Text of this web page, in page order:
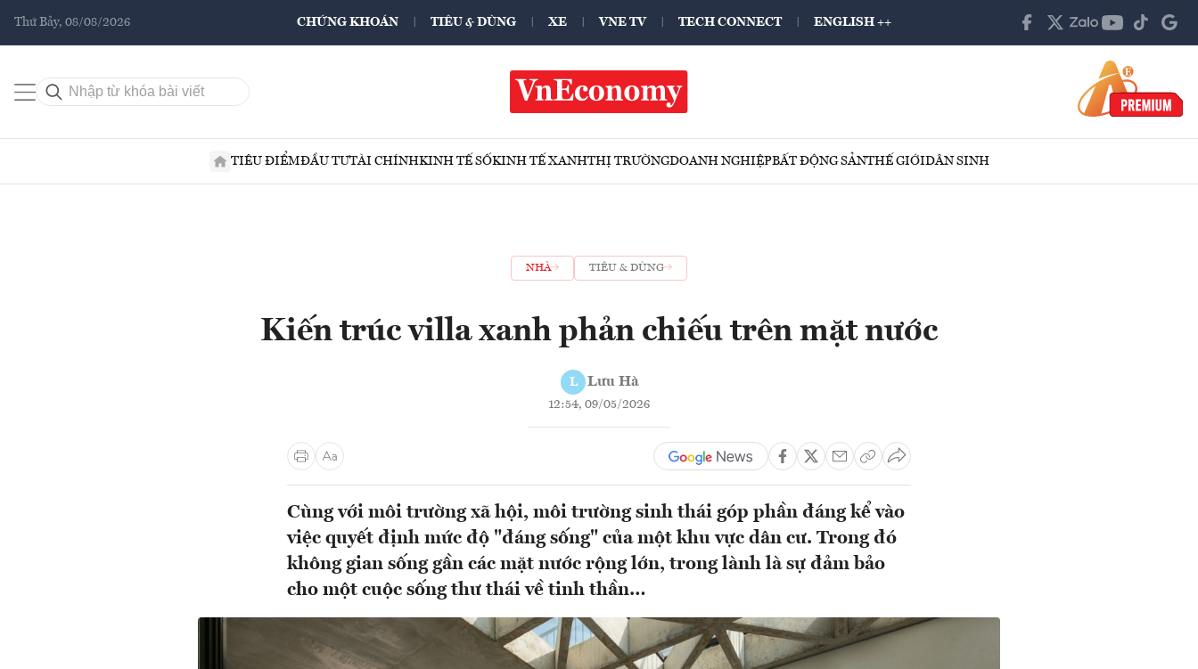
Thứ Bảy, 08/08/2026 CHỨNG KHOÁN TIÊU & DÙNG XE VNE TV TECH CONNECT ENGLISH ++
TIÊU ĐIỂMĐẦU TƯTÀI CHÍNHKINH TẾ SỐKINH TẾ XANHTHỊ TRƯỜNGDOANH NGHIỆPBẤT ĐỘNG SẢNTHẾ GIỚIDÂN SINH
NHÀ TIÊU & DÙNG
Kiến trúc villa xanh phản chiếu trên mặt nước
L Lưu Hà
12:54, 09/05/2026
Cùng với môi trường xã hội, môi trường sinh thái góp phần đáng kể vào
việc quyết định mức độ "đáng sống" của một khu vực dân cư. Trong đó
không gian sống gần các mặt nước rộng lớn, trong lành là sự đảm bảo
cho một cuộc sống thư thái về tinh thần…